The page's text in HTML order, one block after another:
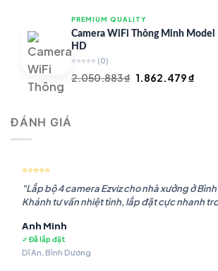
là:
1.948.107 ₫.là:
PREMIUM QUALITY
Camera WiFi Thông Minh Model
HD
⭐⭐⭐⭐⭐ (0)
2.050.883₫ Giá
1.862.479₫
ĐÁNH GIÁ
⭐⭐⭐⭐⭐
"Lắp bộ 4 camera Ezviz cho nhà xưởng ở
Khánh tư vấn nhiệt tình, lắp đặt cực nhanh
Anh Minh
✓ Đã lắp đặt
Dĩ An, Bình Dương